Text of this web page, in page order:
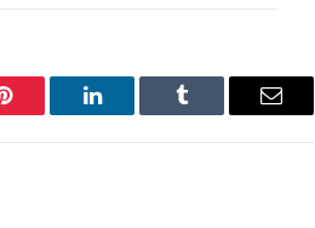
Pinterest LinkedIn Tumblr Email